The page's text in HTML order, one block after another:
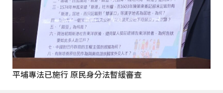
平埔專法已施行 原民身分法暫緩審查